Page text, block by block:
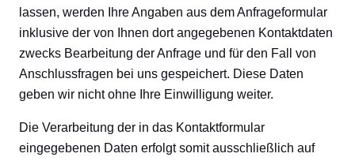
lassen, werden Ihre Angaben aus dem Anfrageformular
inklusive der von Ihnen dort angegebenen Kontaktdaten
zwecks Bearbeitung der Anfrage und für den Fall von
Anschlussfragen bei uns gespeichert. Diese Daten
geben wir nicht ohne Ihre Einwilligung weiter.
Die Verarbeitung der in das Kontaktformular
eingegebenen Daten erfolgt somit ausschließlich auf